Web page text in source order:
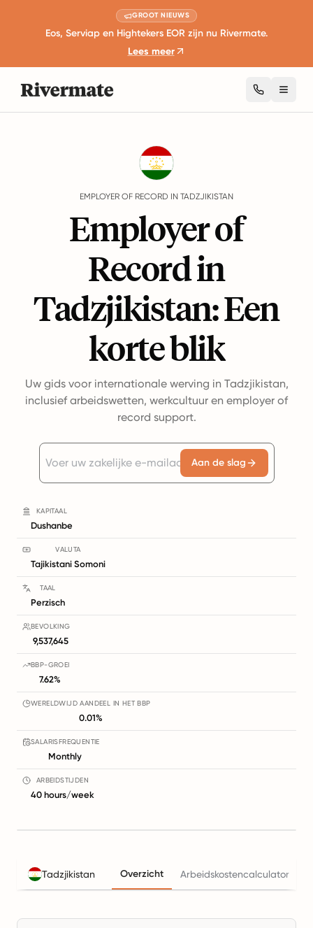
GROOT NIEUWS
Eos, Serviap en Hightekers EOR zijn nu Rivermate.
Lees meer
EMPLOYER OF RECORD IN TADZJIKISTAN
Employer of
Record in
Tadzjikistan: Een
korte blik
Uw gids voor internationale werving in Tadzjikistan,
inclusief arbeidswetten, werkcultuur en employer of
record support.
Aan de slag
KAPITAAL
Dushanbe
VALUTA
Tajikistani Somoni
TAAL
Perzisch
BEVOLKING
9,537,645
BBP-GROEI
7.62%
WERELDWIJD AANDEEL IN HET BBP
0.01%
SALARISFREQUENTIE
Monthly
ARBEIDSTIJDEN
40 hours/week
Tadzjikistan Overzicht Arbeidskostencalculator